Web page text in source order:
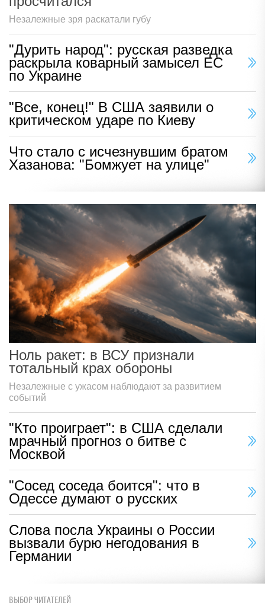
Незалежные зря раскатали губу
"Дурить народ": русская разведка
раскрыла коварный замысел ЕС
по Украине
"Все, конец!" В США заявили о
критическом ударе по Киеву
Что стало с исчезнувшим братом
Хазанова: "Бомжует на улице"
Ноль ракет: в ВСУ признали
тотальный крах обороны
Незалежные с ужасом наблюдают за развитием
событий
"Кто проиграет": в США сделали
мрачный прогноз о битве с
Москвой
"Сосед соседа боится": что в
Одессе думают о русских
Слова посла Украины о России
вызвали бурю негодования в
Германии
ВЫБОР ЧИТАТЕЛЕЙ